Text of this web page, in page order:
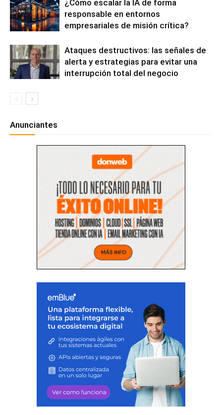
¿Cómo escalar la IA de forma
responsable en entornos
empresariales de misión crítica?
Ataques destructivos: las señales de
alerta y estrategias para evitar una
interrupción total del negocio
Anunciantes